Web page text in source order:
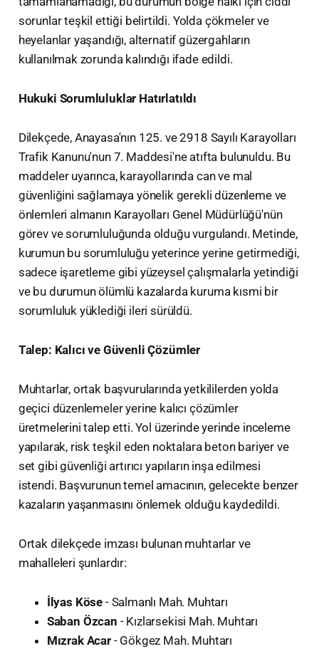
sorunlar teşkil ettiği belirtildi. Yolda çökmeler ve
heyelanlar yaşandığı, alternatif güzergahların
kullanılmak zorunda kalındığı ifade edildi.
Hukuki Sorumluluklar Hatırlatıldı
​Dilekçede, Anayasa'nın 125. ve 2918 Sayılı Karayolları
Trafik Kanunu'nun 7. Maddesi'ne atıfta bulunuldu. Bu
maddeler uyarınca, karayollarında can ve mal
güvenliğini sağlamaya yönelik gerekli düzenleme ve
önlemleri almanın Karayolları Genel Müdürlüğü'nün
görev ve sorumluluğunda olduğu vurgulandı. Metinde,
kurumun bu sorumluluğu yeterince yerine getirmediği,
sadece işaretleme gibi yüzeysel çalışmalarla yetindiği
ve bu durumun ölümlü kazalarda kuruma kısmi bir
sorumluluk yüklediği ileri sürüldü.
Talep: Kalıcı ve Güvenli Çözümler
​Muhtarlar, ortak başvurularında yetkililerden yolda
geçici düzenlemeler yerine kalıcı çözümler
üretmelerini talep etti. Yol üzerinde yerinde inceleme
yapılarak, risk teşkil eden noktalara beton bariyer ve
set gibi güvenliği artırıcı yapıların inşa edilmesi
istendi. Başvurunun temel amacının, gelecekte benzer
kazaların yaşanmasını önlemek olduğu kaydedildi.
​Ortak dilekçede imzası bulunan muhtarlar ve
mahalleleri şunlardır:
İlyas Köse - Salmanlı Mah. Muhtarı
Saban Özcan - Kızlarsekisi Mah. Muhtarı
Mızrak Acar- Gökgez Mah. Muhtarı